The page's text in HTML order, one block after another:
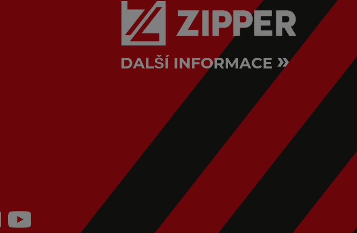
DALŠÍ INFORMACE »